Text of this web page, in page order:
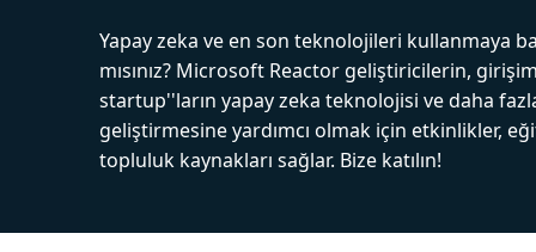
Yapay zeka ve en son teknolojileri kullanmaya
mısınız? Microsoft Reactor geliştiricilerin,
startup''ların yapay zeka teknolojisi ve daha
geliştirmesine yardımcı olmak için etkinlikler,
topluluk kaynakları sağlar. Bize katılın!